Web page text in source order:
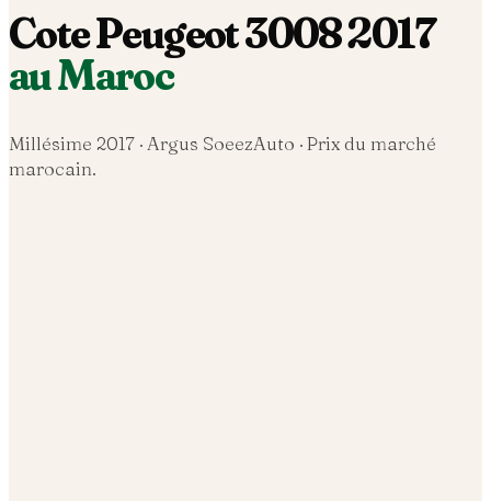
CotePeugeot30082017
au Maroc
Millésime 2017 · Argus SoeezAuto · Prix du marché
marocain.